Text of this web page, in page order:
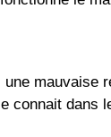
mauvaise
dans